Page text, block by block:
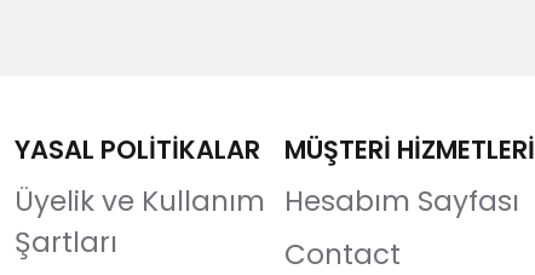
YASAL POLİTİKALAR
Üyelik ve Kullanım
Şartları
MÜŞTERİ HİZMETLERİ
Hesabım Sayfası
Contact